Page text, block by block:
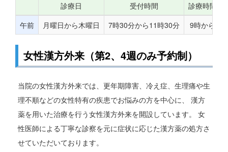
診療日 受付時間
診療時間
午前
月曜日から木曜日 7時30分から11時30分 9時から
女性漢方外来（第2、4週のみ予約制）
当院の女性漢方外来では、更年期障害、冷え症、生理痛や生
理不順などの女性特有の疾患でお悩みの方を中心に、 漢方
薬を用いた治療を行う女性漢方外来を開設しています。 女
性医師による丁寧な診察を元に症状に応じた漢方薬の処方さ
せていただいております。